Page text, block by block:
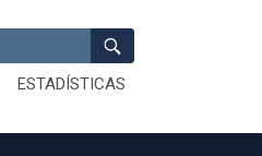
ESTADÍSTICAS